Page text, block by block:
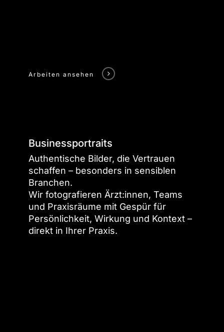
Arbeiten ansehen
Businessportraits
Authentische Bilder, die Vertrauen
schaffen – besonders in sensiblen
Branchen.
Wir fotografieren Ärzt:innen, Teams
und Praxisräume mit Gespür für
Persönlichkeit, Wirkung und Kontext –
direkt in Ihrer Praxis.